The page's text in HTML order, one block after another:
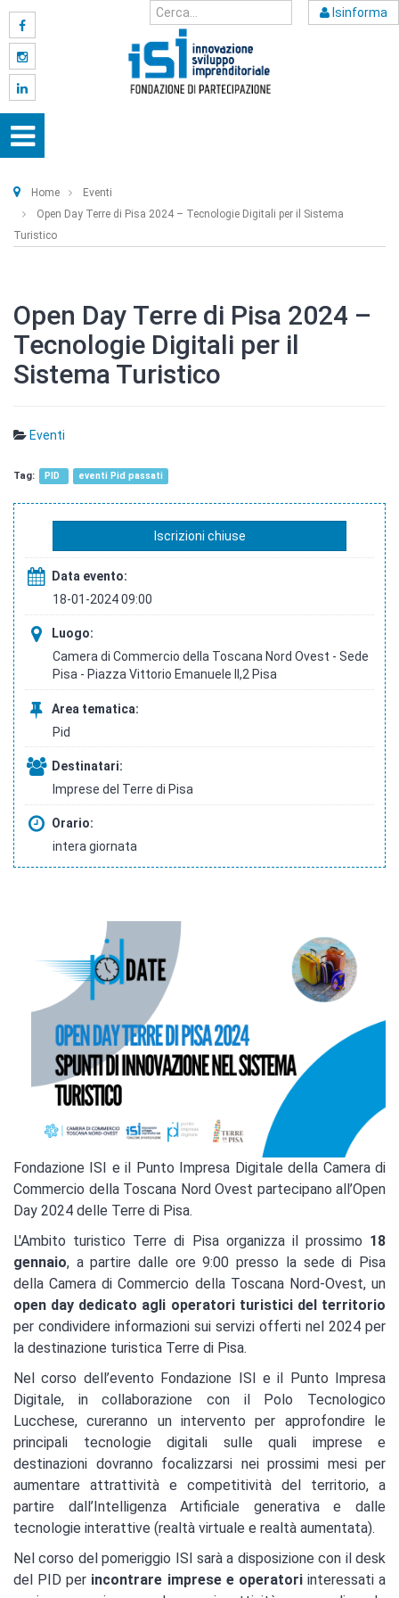
Isinforma
Home
Eventi
Open Day Terre di Pisa 2024 – Tecnologie Digitali per il Sistema
Turistico
Open Day Terre di Pisa 2024 –
Tecnologie Digitali per il
Sistema Turistico
Eventi
PID eventi Pid passati
Iscrizioni chiuse
Data evento:
18-01-2024 09:00
Luogo:
Camera di Commercio della Toscana Nord Ovest - Sede
Pisa - Piazza Vittorio Emanuele II,2 Pisa
Area tematica:
Pid
Destinatari:
Imprese del Terre di Pisa
Orario:
intera giornata
Fondazione ISI e il Punto Impresa Digitale della Camera di
Commercio della Toscana Nord Ovest partecipano all’Open
Day 2024 delle Terre di Pisa.
L'Ambito turistico Terre di Pisa organizza il prossimo 18
gennaio, a partire dalle ore 9:00 presso la sede di Pisa
della Camera di Commercio della Toscana Nord-Ovest, un
open day dedicato agli operatori turistici del territorio
per condividere informazioni sui servizi offerti nel 2024 per
la destinazione turistica Terre di Pisa.
Nel corso dell’evento Fondazione ISI e il Punto Impresa
Digitale, in collaborazione con il Polo Tecnologico
Lucchese, cureranno un intervento per approfondire le
principali tecnologie digitali sulle quali imprese e
destinazioni dovranno focalizzarsi nei prossimi mesi per
aumentare attrattività e competitività del territorio, a
partire dall’Intelligenza Artificiale generativa e dalle
tecnologie interattive (realtà virtuale e realtà aumentata).
Nel corso del pomeriggio ISI sarà a disposizione con il desk
del PID per incontrare imprese e operatoriinteressati a